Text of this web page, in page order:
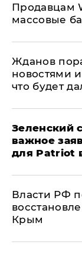
Продавцам
массовые
Жданов
новостями
что будет
Зеленский
важное
для Patriot
Власти РФ
Крым